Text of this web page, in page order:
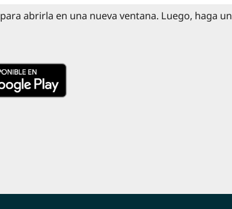
para abrirla en una nueva ventana. Luego, haga un